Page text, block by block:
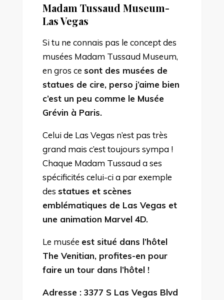
Madam Tussaud Museum-
Las Vegas
Si tu ne connais pas le concept des
musées Madam Tussaud Museum,
en gros ce sont des musées de
statues de cire, perso j’aime bien
c’est un peu comme le Musée
Grévin à Paris.
Celui de Las Vegas n’est pas très
grand mais c’est toujours sympa !
Chaque Madam Tussaud a ses
spécificités celui-ci a par exemple
des statues et scènes
emblématiques de Las Vegas et
une animation Marvel 4D.
Le musée est situé dans l’hôtel
The Venitian, profites-en pour
faire un tour dans l’hôtel !
Adresse : 3377 S Las Vegas Blvd